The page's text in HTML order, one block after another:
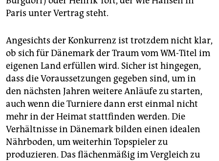
Paris unter Vertrag steht.
Angesichts der Konkurrenz ist trotzdem nicht klar,
ob sich für Dänemark der Traum vom WM-Titel im
eigenen Land erfüllen wird. Sicher ist hingegen,
dass die Voraussetzungen gegeben sind, um in
den nächsten Jahren weitere Anläufe zu starten,
auch wenn die Turniere dann erst einmal nicht
mehr in der Heimat stattfinden werden. Die
Verhältnisse in Dänemark bilden einen idealen
Nährboden, um weiterhin Topspieler zu
produzieren. Das flächenmäßig im Vergleich zu